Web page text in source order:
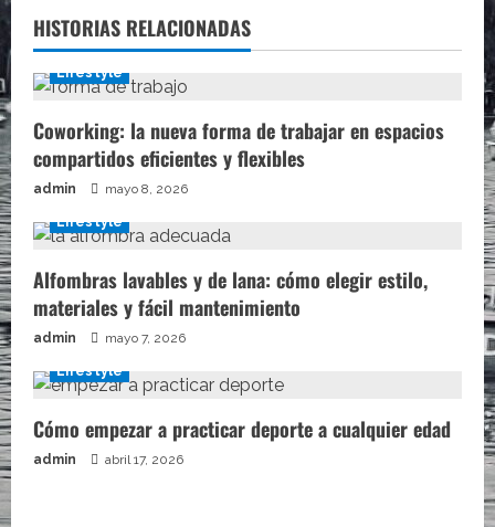
HISTORIAS RELACIONADAS
Lifestyle
Coworking: la nueva forma de trabajar en espacios
compartidos eficientes y flexibles
admin mayo 8, 2026
Lifestyle
Alfombras lavables y de lana: cómo elegir estilo,
materiales y fácil mantenimiento
admin mayo 7, 2026
Lifestyle
Cómo empezar a practicar deporte a cualquier edad
admin abril 17, 2026